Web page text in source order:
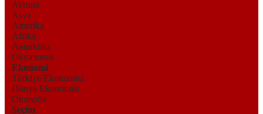
Avrupa
Asya
Amerika
Afrika
Antarktika
Okyanusya
Ekonomi
Türkiye Ekonomisi
Dünya Ekonomisi
Otomotiv
Seçim